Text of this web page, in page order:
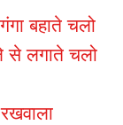
बहाते चलो
से लगाते चलो